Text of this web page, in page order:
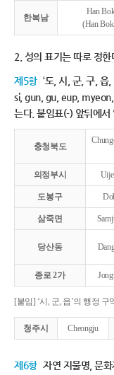
한복남
Han
(Han
2. 성의 표기는 따로 정한
제5항 ‘도, 시, 군, 구, 읍,
si, gun, gu, eup, myeon,
는다. 붙임표(-) 앞뒤에서
충청북도
의정부시
도봉구
삼죽면
당산동
종로 2가
[붙임] ‘시, 군, 읍’의 행정
청주시 Cheongju
제6항 자연 지물명, 문